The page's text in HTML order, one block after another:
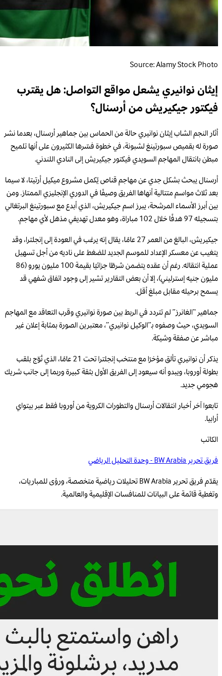
Source: Alamy Stock Photo
إيثان نوانيري يشعل مواقع التواصل: هل يقترب
فيكتور جيكيريش من أرسنال؟
أثار النجم الشاب إيثان نوانيري حالة من الحماس بين جماهير أرسنال، بعدما نشر
صورة له بقميص سبورتينغ لشبونة، في خطوة فسّرها الكثيرون على أنها تلميح
مبطن بانتقال المهاجم السويدي فيكتور جيكيريش إلى النادي اللندني.
أرسنال يبحث بشكل جدي عن مهاجم قناص يُكمل مشروع ميكيل أرتيتا، لا سيما
بعد ثلاث مواسم متتالية أنهاها الفريق وصيفًا في الدوري الإنجليزي الممتاز. ومن
بين أبرز الأسماء المرشحة، يبرز اسم جيكيريش، الذي أبدع مع سبورتينغ البرتغالي
بتسجيله 97 هدفًا خلال 102 مباراة، وهو معدل تهديفي مذهل لأي مهاجم.
جيكيريش، البالغ من العمر 27 عامًا، يقال إنه يرغب في العودة إلى إنجلترا، وقد
يتغيب عن معسكر الإعداد للموسم الجديد للضغط على ناديه من أجل تسهيل
عملية انتقاله. رغم أن عقده يتضمن شرطًا جزائيًا بقيمة 100 مليون يورو (86
مليون جنيه إسترليني)، إلا أن بعض التقارير تشير إلى وجود اتفاق شفهي قد
يسمح برحيله مقابل مبلغ أقل.
جماهير “الغانرز” لم تتردد في الربط بين صورة نوانيري وقرب التعاقد مع المهاجم
السويدي، حيث وصفوه بـ”الوكيل نوانيري”، معتبرين الصورة بمثابة إعلان غير
مباشر عن صفقة وشيكة.
يذكر أن نوانيري تألق مؤخرًا مع منتخب إنجلترا تحت 21 عامًا، الذي تُوّج بلقب
بطولة أوروبا، ويبدو أنه سيعود إلى الفريق الأول بثقة كبيرة وربما إلى جانب شريك
هجومي جديد.
تابعوا آخر أخبار انتقالات أرسنال والتطورات الكروية من أوروبا فقط عبر بيتواي
أرابيا.
الكاتب
فريق تحرير BW Arabia - وحدة التحليل الرياضي
يقدّم فريق تحرير BW Arabia تحليلات رياضية متخصصة، ورؤى للمباريات،
وتغطية قائمة على البيانات للمنافسات الإقليمية والعالمية.